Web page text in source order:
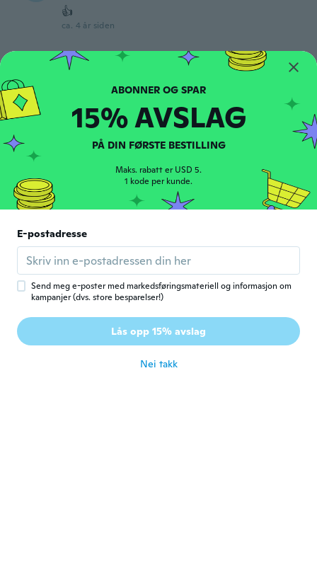
👍
ca. 4 år siden
Donal
ca. 4 år siden
Domenico
Ble med i 2017 · 30 omtaler · 25 opplastinger
Conforme alla descrizione. Articolo
funzionale all'uso.
S Sandro
Ble med i 2018 · 15 omtaler
ca. 4 år siden
C corrado
Ble med i 2020 · 129 omtaler · 3 opplastinger
Niente di eccezionale
15% AVSLAG
PÅ DIN FØRSTE BESTILLING
Maks. rabatt er USD 5.
1 kode per kunde.
E-postadresse
Send meg e-poster med markedsføringsmateriell og informasjon om
kampanjer (dvs. store besparelser!)
Lås opp 15% avslag
Nei takk